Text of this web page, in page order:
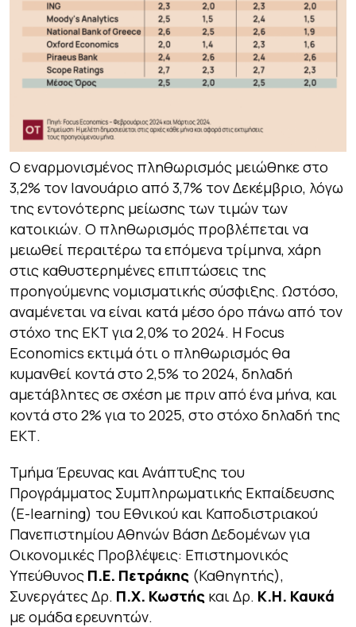
Ο εναρμονισμένος πληθωρισμός μειώθηκε στο
3,2% τον Ιανουάριο από 3,7% τον Δεκέμβριο, λόγω
της εντονότερης μείωσης των τιμών των
κατοικιών. Ο πληθωρισμός προβλέπεται να
μειωθεί περαιτέρω τα επόμενα τρίμηνα, χάρη
στις καθυστερημένες επιπτώσεις της
προηγούμενης νομισματικής σύσφιξης. Ωστόσο,
αναμένεται να είναι κατά μέσο όρο πάνω από τον
στόχο της ΕΚΤ για 2,0% το 2024. Η Focus
Economics εκτιμά ότι ο πληθωρισμός θα
κυμανθεί κοντά στο 2,5% το 2024, δηλαδή
αμετάβλητες σε σχέση με πριν από ένα μήνα, και
κοντά στο 2% για το 2025, στο στόχο δηλαδή της
ΕΚΤ.
Τμήμα Έρευνας και Ανάπτυξης του
Προγράμματος Συμπληρωματικής Εκπαίδευσης
(E-learning) του Εθνικού και Καποδιστριακού
Πανεπιστημίου Αθηνών Βάση Δεδομένων για
Οικονομικές Προβλέψεις: Επιστημονικός
Υπεύθυνος Π.Ε. Πετράκης (Καθηγητής),
Συνεργάτες Δρ. Π.Χ. Κωστής και Δρ. Κ.Η. Καυκά
με ομάδα ερευνητών.